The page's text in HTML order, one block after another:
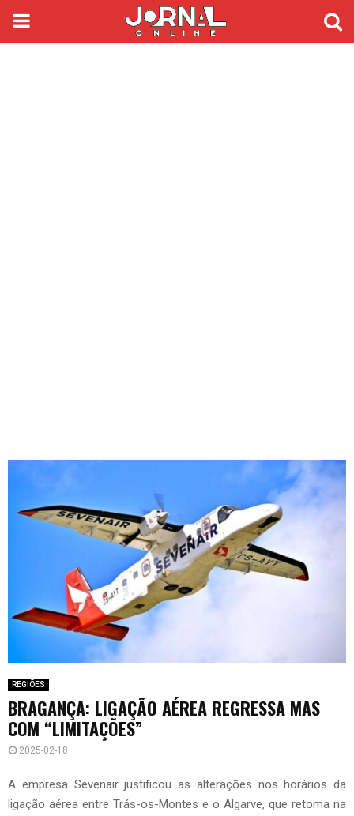
PRIMARY
REGIÕES
BRAGANÇA: LIGAÇÃO AÉREA REGRESSA MAS
COM “LIMITAÇÕES”
2025-02-18
A empresa Sevenair justificou as alterações nos horários da
ligação aérea entre Trás-os-Montes e o Algarve, que retoma na